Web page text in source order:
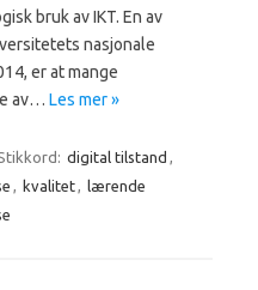
bruk av IKT. En av
nasjonale
er at mange
av… Les mer »
digital tilstand ,
, kvalitet, lærende